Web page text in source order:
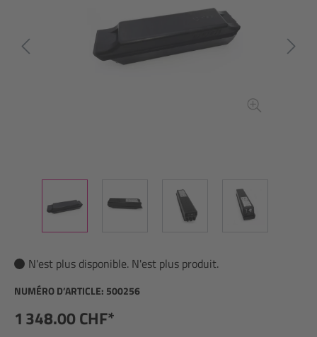
N'est plus disponible. N'est plus produit.
NUMÉRO D’ARTICLE: 500256
1 348.00 CHF*